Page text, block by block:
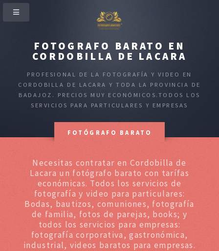
FOTOGRAFO BARATO EN
CORDOBILLA DE LACARA
PROFESIONAL DE LA FOTOGRAFÍA Y VIDEO EN
CORDOBILLA DE LACARA Y TODA LA PROVINCIA DE
BADAJOZ. PRECIOS MUY ECONÓMICOS.TODOS LOS
SERVICIOS PARA PARTICULARES Y EMPRESAS
FOTÓGRAFO BARATO
Necesitas contratar en Cordobilla de
Lacara un fotógrafo barato con tarífas
económicas. Todos los servicios de
fotografía y video para particulares:
Bodas, bautizos, comuniones, fotografía
de familia, fotos de parejas, books; y
todos los servicios para empresas:
fotografía corporativa, gastronómica,
industrial, videos baratos para empresas.